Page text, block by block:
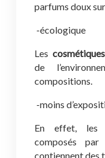
parfums doux
-écologique
Les
de
compositions.
-moins
En effet, les
composés
contiennent des